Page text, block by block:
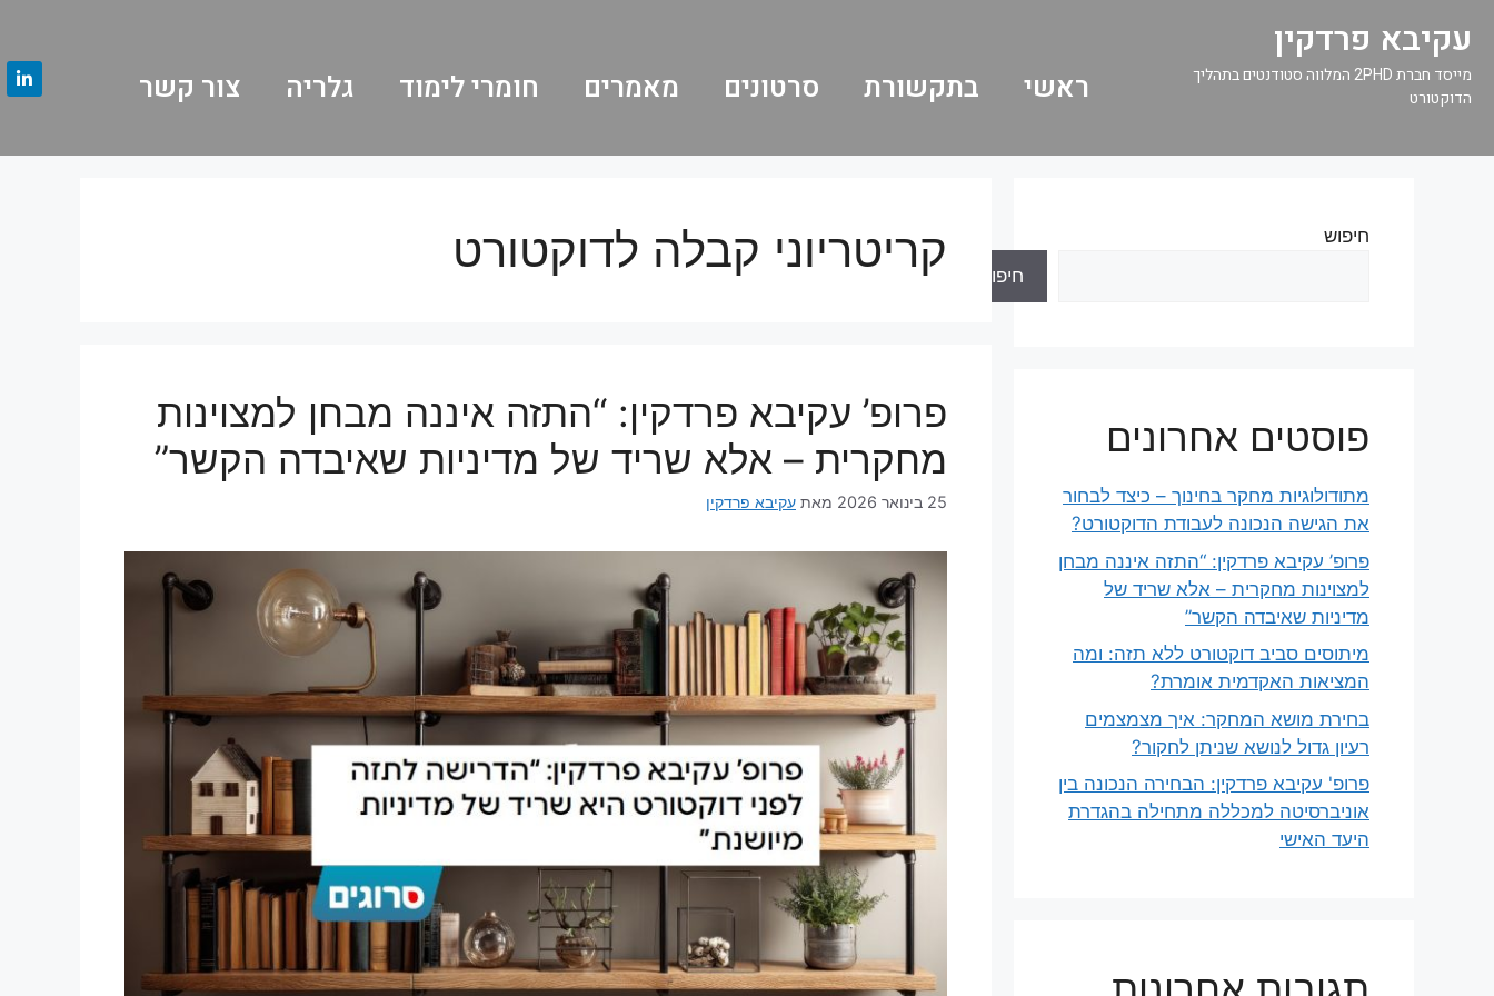
עקיבא פרדקין
מייסד חברת 2PHD המלווה סטודנטים בתהליך
הדוקטורט
ראשי בתקשורת סרטונים מאמרים חומרי לימוד גלריה צור קשר
קריטריוני קבלה לדוקטורט
פרופ’ עקיבא פרדקין: “התזה איננה מבחן למצוינות
מחקרית – אלא שריד של מדיניות שאיבדה הקשר”
25 בינואר 2026 מאת עקיבא פרדקין
חיפוש
חיפוש
פוסטים אחרונים
מתודולוגיות מחקר בחינוך – כיצד לבחור
את הגישה הנכונה לעבודת הדוקטורט?
פרופ’ עקיבא פרדקין: “התזה איננה מבחן
למצוינות מחקרית – אלא שריד של
מדיניות שאיבדה הקשר”
מיתוסים סביב דוקטורט ללא תזה: ומה
המציאות האקדמית אומרת?
בחירת מושא המחקר: איך מצמצמים
רעיון גדול לנושא שניתן לחקור?
פרופ' עקיבא פרדקין: הבחירה הנכונה בין
אוניברסיטה למכללה מתחילה בהגדרת
היעד האישי